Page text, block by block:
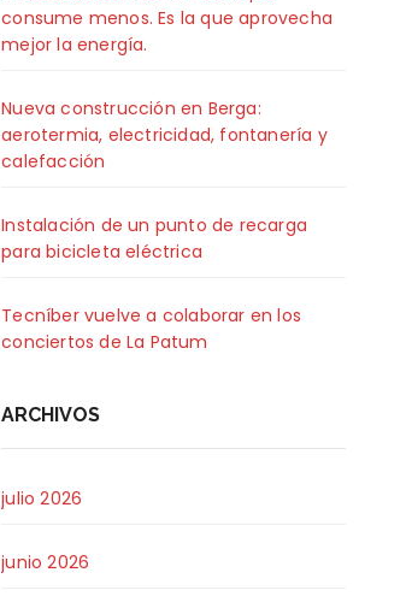
consume menos. Es la que aprovecha
mejor la energía.
Nueva construcción en Berga:
aerotermia, electricidad, fontanería y
calefacción
Instalación de un punto de recarga
para bicicleta eléctrica
Tecníber vuelve a colaborar en los
conciertos de La Patum
ARCHIVOS
julio 2026
junio 2026